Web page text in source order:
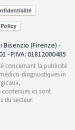
Bisenzio (Firenze) -
- P.IVA: 01812000485
concernant la publicité
diagnostiques in
ici sont
du secteur.